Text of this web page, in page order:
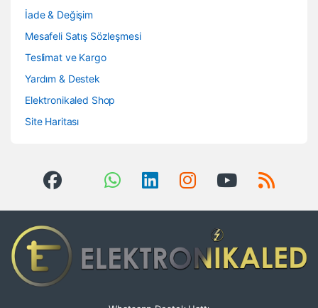
İade & Değişim
Mesafeli Satış Sözleşmesi
Teslimat ve Kargo
Yardım & Destek
Elektronikaled Shop
Site Haritası